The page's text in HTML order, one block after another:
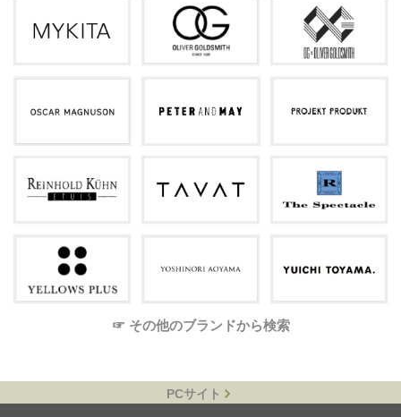
☞ その他のブランドから検索
PCサイト